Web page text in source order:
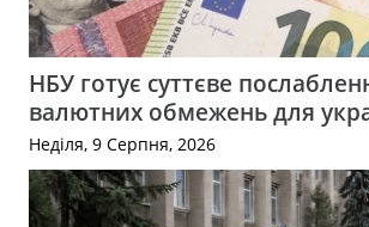
НБУ готує суттєве
валютних обмежень для
Неділя, 9 Серпня, 2026